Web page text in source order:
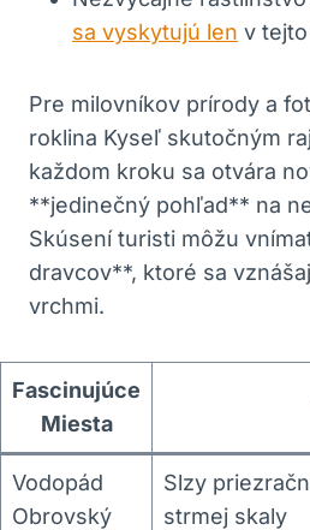
sa vyskytujú len v
Pre milovníkov prírody a
roklina Kyseľ skutočným
každom kroku sa otvára
**jedinečný pohľad** na
Skúsení turisti môžu
dravcov**, ktoré sa
vrchmi.
Fascinujúce
Miesta
Vodopád
Obrovský
Slzy
strmej skaly